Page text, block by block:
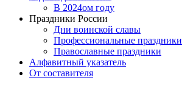
В 2024ом году
Праздники России
Дни воинской славы
Профессиональные праздники
Православные праздники
Алфавитный указатель
От составителя